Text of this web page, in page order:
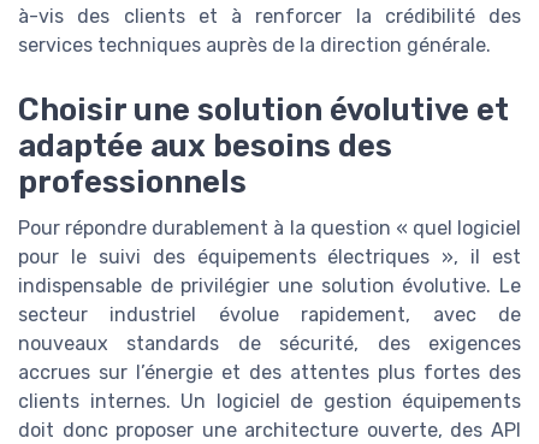
à-vis des clients et à renforcer la crédibilité des
services techniques auprès de la direction générale.
Choisir une solution évolutive et
adaptée aux besoins des
professionnels
Pour répondre durablement à la question « quel logiciel
pour le suivi des équipements électriques », il est
indispensable de privilégier une solution évolutive. Le
secteur industriel évolue rapidement, avec de
nouveaux standards de sécurité, des exigences
accrues sur l’énergie et des attentes plus fortes des
clients internes. Un logiciel de gestion équipements
doit donc proposer une architecture ouverte, des API